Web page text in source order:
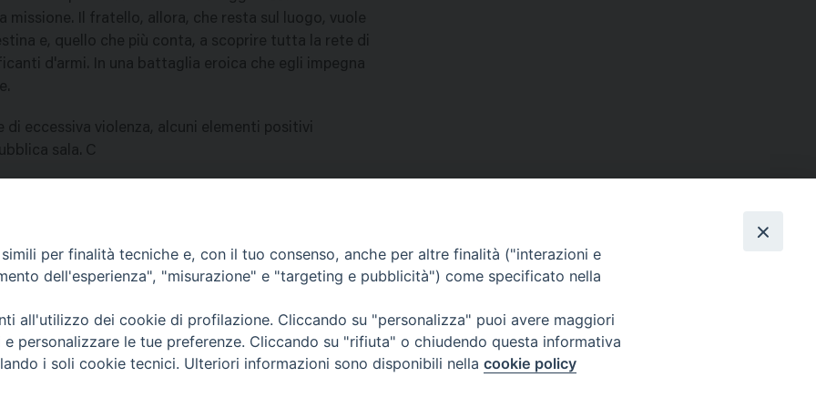
Il fratello, allora, che resta sul luogo, vuole
e, quello che più conta, a scoprire tutta la rete di
d'armi. In una battaglia eroica che egli impegna
di eccessiva violenza, alcuni elementi positivi
sala. C
Contatti & Info
C.ne Aurelia, 50 – 00165 Roma Contatti
Credits
Scrivi a: cnvf@chiesacattolica.it
Privacy Policy
per finalità tecniche e, con il tuo consenso, anche per altre finalità ("interazioni e
dell'esperienza", "misurazione" e "targeting e pubblicità") come specificato nella
all'utilizzo dei cookie di profilazione. Cliccando su "personalizza" puoi avere maggiori
personalizzare le tue preferenze. Cliccando su "rifiuta" o chiudendo questa informativa
i soli cookie tecnici. Ulteriori informazioni sono disponibili nella cookie policy